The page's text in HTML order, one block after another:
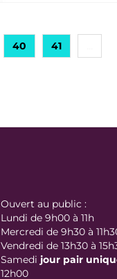
40 41
Ouvert au public :
Lundi de 9h00 à 11h
Mercredi de 9h30 à
Vendredi de 13h30 à
Samedi jour pair
12h00